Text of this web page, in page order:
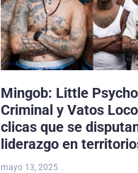
Mingob: Little Psycho
Criminal y Vatos
clicas que se
liderazgo en
mayo 13, 2025